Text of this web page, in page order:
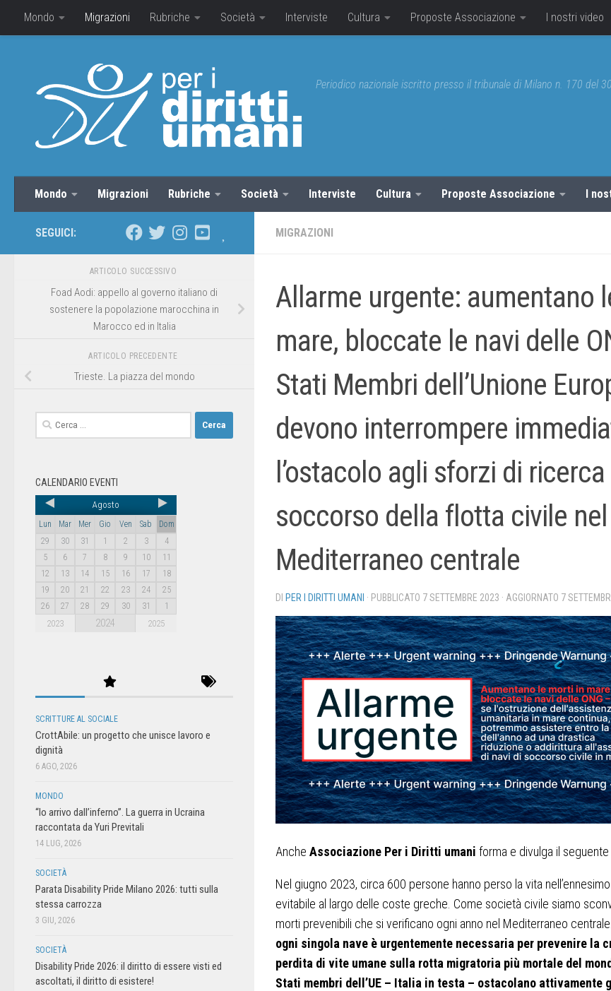
Mondo Migrazioni Rubriche Società Interviste Cultura Proposte Associazione I nostri video
Periodico nazionale iscritto presso il tribunale di Milano n. 170 del
Mondo Migrazioni Rubriche Società Interviste Cultura Proposte Associazione I
MIGRAZIONI
Allarme urgente: aumentano
mare, bloccate le navi delle
Stati Membri dell’Unione
devono interrompere
l’ostacolo agli sforzi di ricerca
soccorso della flotta civile nel
Mediterraneo centrale
DI PER I DIRITTI UMANI · PUBBLICATO 7 SETTEMBRE 2023 · AGGIORNATO 7
Anche Associazione Per i Diritti umani forma e divulga il seguente
Nel giugno 2023, circa 600 persone hanno perso la vita
evitabile al largo delle coste greche. Come società civile siamo
morti prevenibili che si verificano ogni anno nel Mediterraneo centrale.
ogni singola nave è urgentemente necessaria per prevenire la
perdita di vite umane sulla rotta migratoria più mortale del
Stati membri dell’UE – Italia in testa – ostacolano attivamente
SEGUICI:
ARTICOLO SUCCESSIVO
Foad Aodi: appello al governo italiano di
sostenere la popolazione marocchina in
Marocco ed in Italia
ARTICOLO PRECEDENTE
Trieste. La piazza del mondo
CALENDARIO EVENTI
Agosto
Lun Mar Mer Gio Ven Sab
Dom
29
30 31 1 2 3
4
5
6 7 8 9 10
11
12
13 14 15 16 17
18
19
20 21 22 23 24
25
26
27 28 29 30 31 1
2023 2024 2025
SCRITTURE AL SOCIALE
CrottAbile: un progetto che unisce lavoro e
dignità
6 AGO, 2026
MONDO
“Io arrivo dall’inferno”. La guerra in Ucraina
raccontata da Yuri Previtali
14 LUG, 2026
SOCIETÀ
Parata Disability Pride Milano 2026: tutti sulla
stessa carrozza
3 GIU, 2026
SOCIETÀ
Disability Pride 2026: il diritto di essere visti ed
ascoltati, il diritto di esistere!